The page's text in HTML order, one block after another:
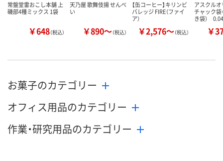
常盤堂雷おこし本舗 上
磯部4種ミックス 1袋
￥648（税込）
天乃屋 歌舞伎揚 せんべ
い
￥890～（税込）
【缶コーヒー】キリンビ
バレッジ FIRE（ファイ
ア）
￥2,576～（税込）
アスクル
チャック袋
き袋）
￥
お菓子のカテゴリー
オフィス用品のカテゴリー
作業・研究用品のカテゴリー